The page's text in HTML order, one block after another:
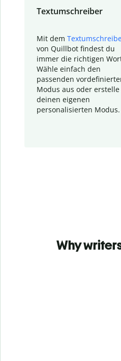
Textumschreiber
Mit dem
von Quillbot findest du
immer die richtigen
Wähle einfach den
passenden
Modus aus oder erstelle
deinen eigenen
personalisierten Modus.
Why